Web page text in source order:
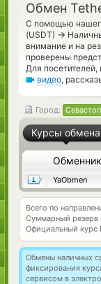
Обмен
С помощью
(USDT) →
внимание и на
проверены
Для
видео,
Город:
Курсы обмена
Обменник
YaObmen
Всего по
Суммарный резерв
Официальный курс
Обмены наличных
фиксирования
сервисом в